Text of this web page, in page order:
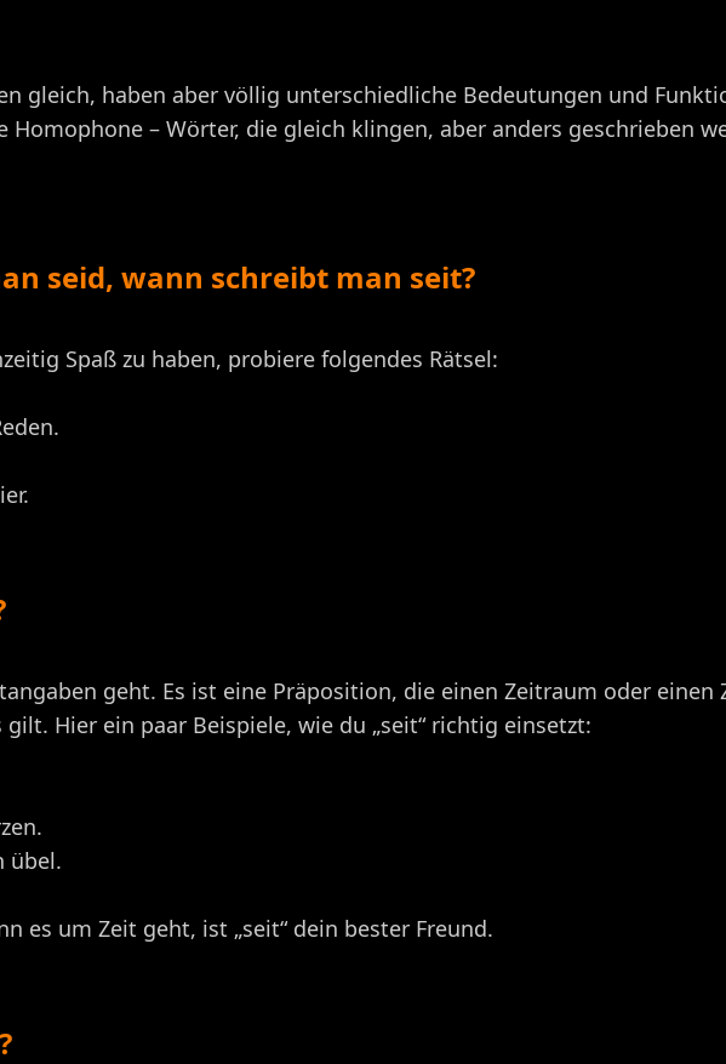
gleich, haben aber völlig unterschiedliche Bedeutungen und
– Wörter, die gleich klingen, aber anders geschrieben
seid, wann schreibt man seit?
Spaß zu haben, probiere folgendes Rätsel:
geht. Es ist eine Präposition, die einen Zeitraum oder
Hier ein paar Beispiele, wie du „seit“ richtig einsetzt:
übel.
es um Zeit geht, ist „seit“ dein bester Freund.